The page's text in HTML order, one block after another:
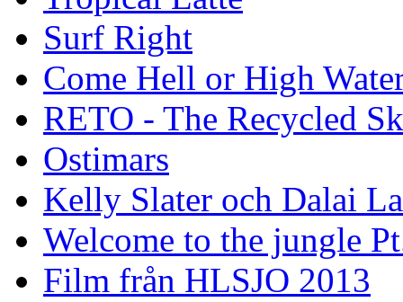
Surf Right
Come Hell or High
RETO - The Recycled
Ostimars
Kelly Slater och Dalai
Welcome to the jungle
Film från HLSJO 2013